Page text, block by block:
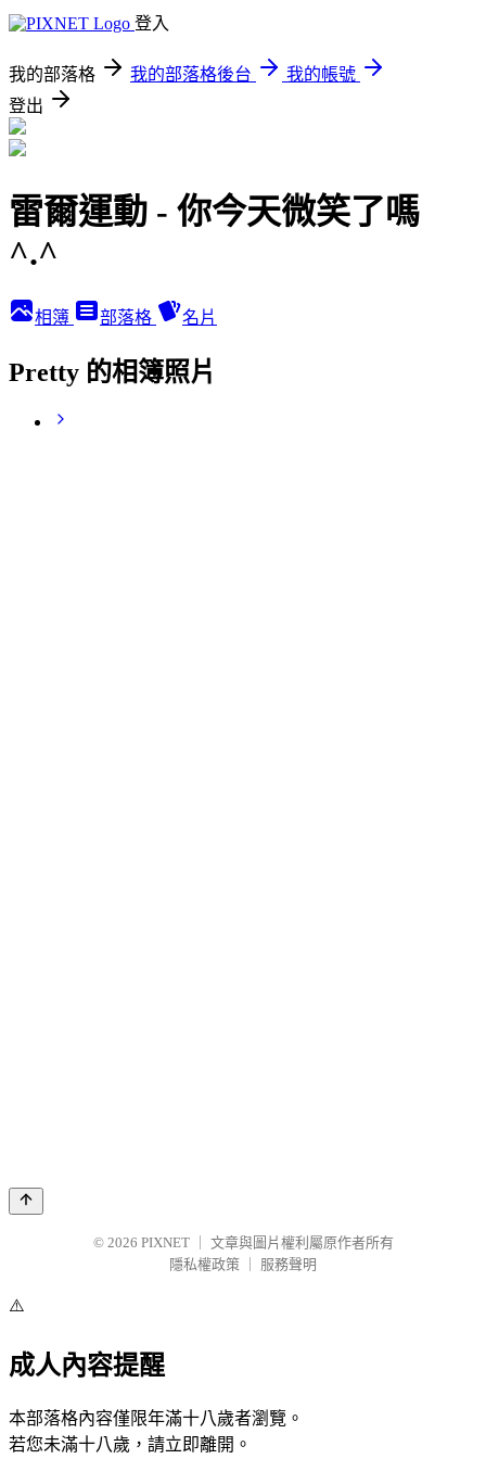
登入
我的部落格 我的部落格後台
我的帳號
登出
雷爾運動 - 你今天微笑了嗎
^.^
相簿 部落格 名片
Pretty 的相簿照片
© 2026 PIXNET
文章與圖片權利屬原作者所有
隱私權政策
服務聲明
⚠️
成人內容提醒
本部落格內容僅限年滿十八歲者瀏覽。
若您未滿十八歲，請立即離開。